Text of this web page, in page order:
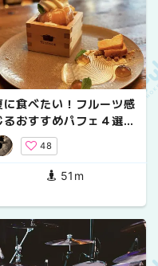
に食べたい！フルーツ感
るおすすめパフェ４選
札幌】
48
51m